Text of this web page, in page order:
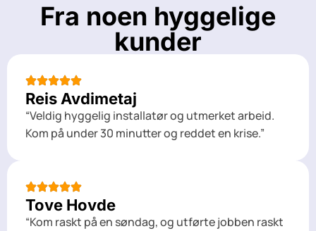
Fra noen hyggelige
kunder
Reis Avdimetaj
“Veldig hyggelig installatør og utmerket arbeid.
Kom på under 30 minutter og reddet en krise.”
Tove Hovde
“Kom raskt på en søndag, og utførte jobben raskt